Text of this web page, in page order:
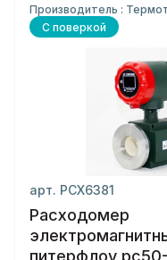
Производитель :
С поверкой
арт. РСХ6381
Расходомер
питерфлоу